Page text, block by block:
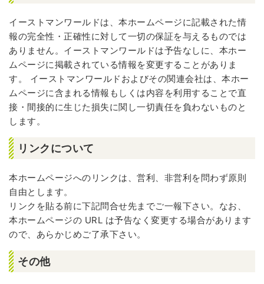
イーストマンワールドは、本ホームページに記載された情
報の完全性・正確性に対して一切の保証を与えるものでは
ありません。イーストマンワールドは予告なしに、本ホー
ムページに掲載されている情報を変更することがありま
す。 イーストマンワールドおよびその関連会社は、本ホー
ムページに含まれる情報もしくは内容を利用することで直
接・間接的に生じた損失に関し一切責任を負わないものと
します。
リンクについて
本ホームページへのリンクは、営利、非営利を問わず原則
自由とします。
リンクを貼る前に下記問合せ先までご一報下さい。なお、
本ホームページの URL は予告なく変更する場合があります
ので、あらかじめご了承下さい。
その他